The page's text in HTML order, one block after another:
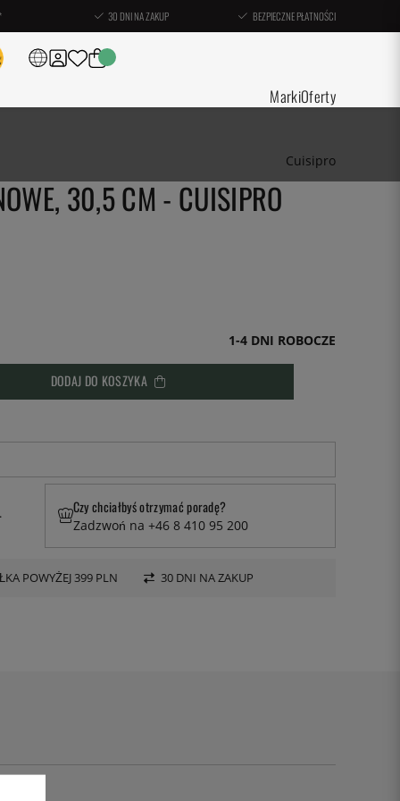
30 DNI NA ZAKUP BEZPIECZNE PŁATNOŚCI
MarkiOferty
Cuisipro
30,5 CM - CUISIPRO
1-4 DNI ROBOCZE
DODAJ DO KOSZYKA
Czy chciałbyś otrzymać poradę?
Zadzwoń na +46 8 410 95 200
POWYŻEJ 399 PLN 30 DNI NA ZAKUP